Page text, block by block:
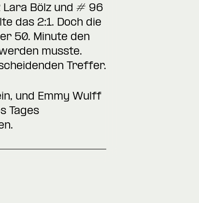
Lara Bölz und # 96
das 2:1. Doch die
50. Minute den
musste.
Treffer.
und Emmy Wulff
Tages